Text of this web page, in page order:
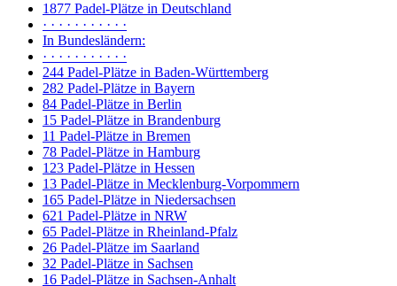
1877 Padel-Plätze in Deutschland
· · · · · · · · · · ·
In Bundesländern:
· · · · · · · · · · ·
244 Padel-Plätze in Baden-Württemberg
282 Padel-Plätze in Bayern
84 Padel-Plätze in Berlin
15 Padel-Plätze in Brandenburg
11 Padel-Plätze in Bremen
78 Padel-Plätze in Hamburg
123 Padel-Plätze in Hessen
13 Padel-Plätze in Mecklenburg-Vorpommern
165 Padel-Plätze in Niedersachsen
621 Padel-Plätze in NRW
65 Padel-Plätze in Rheinland-Pfalz
26 Padel-Plätze im Saarland
32 Padel-Plätze in Sachsen
16 Padel-Plätze in Sachsen-Anhalt